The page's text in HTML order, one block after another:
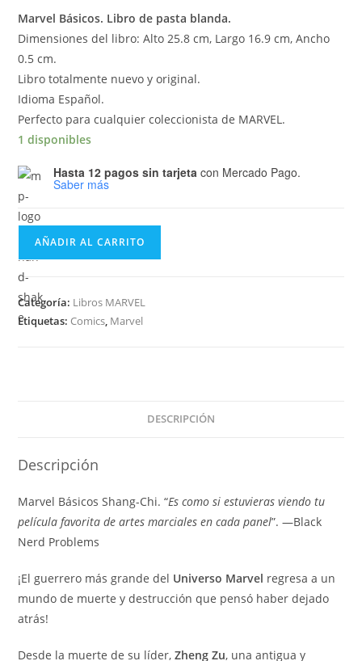
Marvel Básicos. Libro de pasta blanda.
Dimensiones del libro: Alto 25.8 cm, Largo 16.9 cm, Ancho
0.5 cm.
Libro totalmente nuevo y original.
Idioma Español.
Perfecto para cualquier coleccionista de MARVEL.
1 disponibles
Hasta 12 pagos sin tarjeta con Mercado Pago.
Saber más
Marvel
Shang-
Chi:
Hermanos
AÑADIR AL CARRITO
Categoría: Libros MARVEL
Etiquetas: Comics, Marvel
DESCRIPCIÓN
Descripción
Marvel Básicos Shang-Chi. “Es como si estuvieras viendo tu
película favorita de artes marciales en cada panel”. —Black
Nerd Problems
¡El guerrero más grande del Universo Marvel regresa a un
mundo de muerte y destrucción que pensó haber dejado
atrás!
Desde la muerte de su líder,Zheng Zu, una antigua y